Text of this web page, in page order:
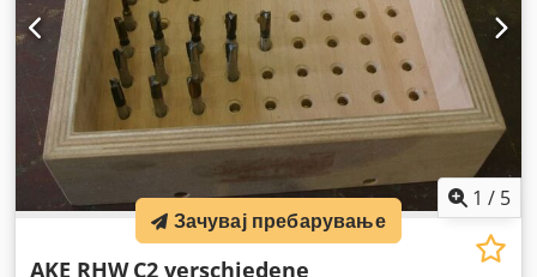
1 / 5
AKE RHW C2 verschiedene
Зачувај пребарување